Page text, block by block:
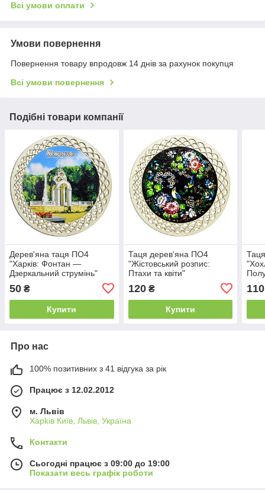
Всі умови оплати
Умови повернення
Повернення товару впродовж 14 днів за рахунок покупця
Всі умови повернення
Подібні товари компанії
Дерев'яна таця ПО4
"Харків: Фонтан —
Дзеркальний струмінь"
50 ₴
Купити
Таця дерев'яна ПО4
"Жістовський розпис:
Птахи та квіти"
120₴
Купити
110
Про нас
100% позитивних з 41 відгука за рік
Працює з 12.02.2012
м. Львів
Харkiв Київ, Львів, Україна
Контакти
Сьогодні працює з 09:00 до 19:00
Показати весь графік роботи